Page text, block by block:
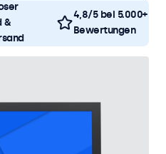
&
4,8/5 bei 5.000+
Bewertungen